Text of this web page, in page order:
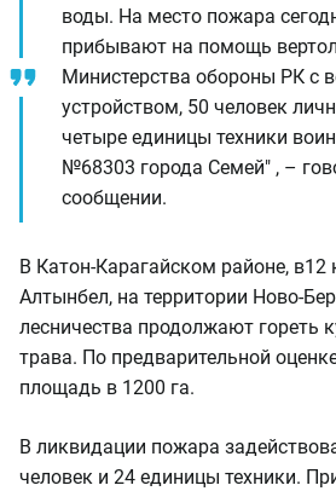
воды. На место пожара
прибывают на помощь
Министерства обороны РК с
устройством, 50 человек
четыре единицы техники
№68303 города Семей" , –
сообщении.
В Катон-Карагайском районе, в12
Алтынбел, на территории Ново-
лесничества продолжают гореть
трава. По предварительной
площадь в 1200 га.
В ликвидации пожара
человек и 24 единицы техники.